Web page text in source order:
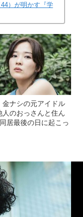
）が明かす『学
金ナシの元アイドル
人のおっさんと住ん
居最後の日に起こっ